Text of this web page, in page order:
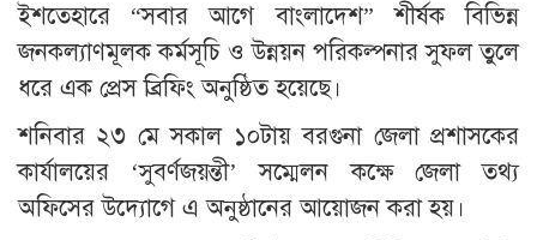
ইশতেহারে “সবার আগে বাংলাদেশ” শীর্ষক বিভিন্ন
জনকল্যাণমূলক কর্মসূচি ও উন্নয়ন পরিকল্পনার সুফল তুলে
ধরে এক প্রেস ব্রিফিং অনুষ্ঠিত হয়েছে।
শনিবার ২৩ মে সকাল ১০টায় বরগুনা জেলা প্রশাসকের
কার্যালয়ের ‘সুবর্ণজয়ন্তী’ সম্মেলন কক্ষে জেলা তথ্য
অফিসের উদ্যোগে এ অনুষ্ঠানের আয়োজন করা হয়।